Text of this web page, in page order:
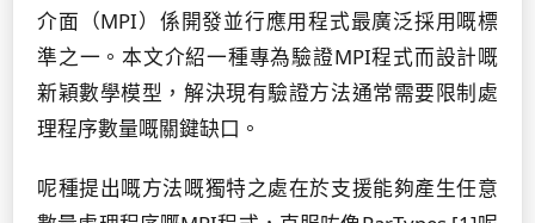
介面（MPI）係開發並行應用程式最廣泛採用嘅標
準之一。本文介紹一種專為驗證MPI程式而設計嘅
新穎數學模型，解決現有驗證方法通常需要限制處
理程序數量嘅關鍵缺口。
呢種提出嘅方法嘅獨特之處在於支援能夠產生任意